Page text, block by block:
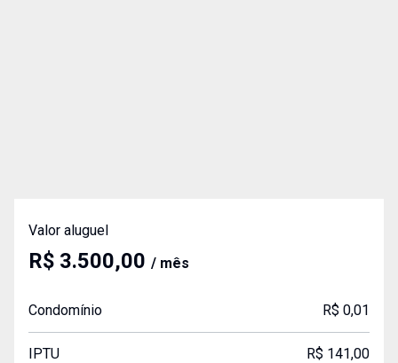
Valor aluguel
R$ 3.500,00 / mês
Condomínio R$ 0,01
IPTU R$ 141,00